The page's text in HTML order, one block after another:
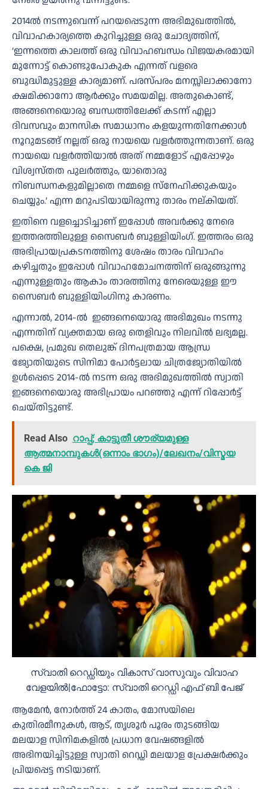
2014ൽ നടന്നുവെന്ന് പറയപ്പെടുന്ന അഭിമുഖത്തിൽ,
വിവാഹകാര്യത്തെ കുറിച്ചുള്ള ഒരു ചോദ്യത്തിന്,
‘ഇന്നത്തെ കാലത്ത് ഒരു വിവാഹബന്ധം വിജയകരമായി
മുന്നോട്ട് കൊണ്ടുപോകുക എന്നത് വളരെ
ബുദ്ധിമുട്ടുള്ള കാര്യമാണ്. പരസ്പരം മനസ്സിലാക്കാനോ
ക്ഷമിക്കാനോ ആർക്കും സമയമില്ല. അതുകൊണ്ട്,
അങ്ങനെയൊരു ബന്ധത്തിലേക്ക് കടന്ന് എല്ലാ
ദിവസവും മാനസിക സമാധാനം കളയുന്നതിനേക്കാൾ
നൂറുമടങ്ങ് നല്ലത് ഒരു നായയെ വളർത്തുന്നതാണ്. ഒരു
നായയെ വളർത്തിയാൽ അത് നമ്മളോട് എപ്പോഴും
വിശ്വസ്തത പുലർത്തും, യാതൊരു
നിബന്ധനകളുമില്ലാതെ നമ്മളെ സ്നേഹിക്കുകയും
ചെയ്യും.’ എന്ന മറുപടിയായിരുന്നു താരം നല്കിയത്.
ഇതിനെ വളച്ചൊടിച്ചാണ് ഇപ്പോൾ അവർക്കു നേരെ
ഇത്തരത്തിലുള്ള സൈബർ ബുള്ളിയിംഗ്. ഇത്തരം ഒരു
അഭിപ്രായപ്രകടനത്തിനു ശേഷം താരം വിവാഹം
കഴിച്ചതും ഇപ്പോൾ വിവാഹമോചനത്തിന് ഒരുങ്ങുന്നു
എന്നുള്ളതും ആകാം താരത്തിനു നേരെയുള്ള ഈ
സൈബർ ബുള്ളിയിംഗിനു കാരണം.
എന്നാൽ, 2014-ൽ ഇങ്ങനെയൊരു അഭിമുഖം നടന്നു
എന്നതിന് വ്യക്തമായ ഒരു തെളിവും നിലവിൽ ലഭ്യമല്ല.
പക്ഷെ, പ്രമുഖ തെലുങ്ക് ദിനപത്രമായ ആന്ധ്ര
ജ്യോതിയുടെ സിനിമാ പോർട്ടലായ ചിത്രജ്യോതിയിൽ
ഉൾപ്പെടെ 2014-ൽ നടന്ന ഒരു അഭിമുഖത്തിൽ സ്വാതി
ഇങ്ങനെയൊരു അഭിപ്രായം പറഞ്ഞു എന്ന് റിപ്പോർട്ട്
ചെയ്തിട്ടുണ്ട്.
Read Also റാപ്പ്; കാട്ടുതീ ശൗര്യമുള്ള
ആത്മനാമ്പുകൾ(ഒന്നാം ഭാഗം)/ലേഖനം/വിസ്മയ
കെ ജി
സ്വാതി റെഡ്ഡിയും വികാസ് വാസുവും വിവാഹ
വേളയിൽ|ഫോട്ടോ: സ്വാതി റെഡ്ഡി എഫ് ബി പേജ്
ആമേൻ, നോർത്ത് 24 കാതം, മോസയിലെ
കുതിരമീനുകൾ, ആട്, തൃശൂർ പൂരം തുടങ്ങിയ
മലയാള സിനിമകളിൽ പ്രധാന വേഷങ്ങളിൽ
അഭിനയിച്ചിട്ടുള്ള സ്വാതി റെഡ്ഡി മലയാള പ്രേക്ഷർക്കും
പ്രിയപ്പെട്ട നടിയാണ്.